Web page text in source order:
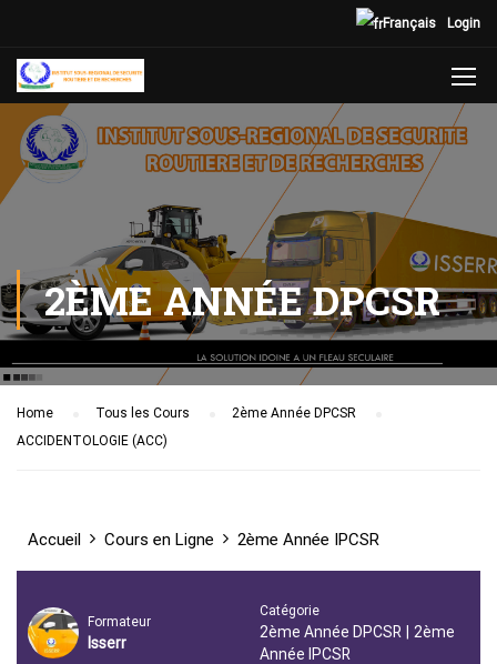
Login
Français
2ÈME ANNÉE DPCSR
Home Tous les Cours
2ème Année DPCSR
ACCIDENTOLOGIE (ACC)
Accueil Cours en Ligne 2ème Année IPCSR
Formateur
Isserr
Catégorie
2ème Année DPCSR
2ème
Année IPCSR